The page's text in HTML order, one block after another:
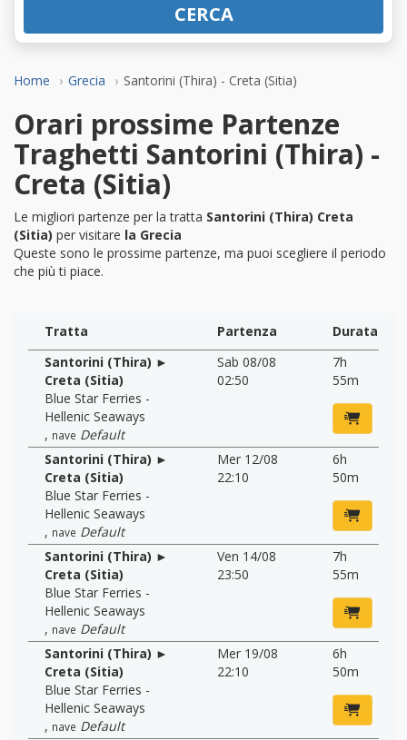
Home Grecia Santorini (Thira) - Creta (Sitia)
CERCA
Orari prossime Partenze
Traghetti Santorini (Thira) -
Creta (Sitia)
Le migliori partenze per la tratta Santorini (Thira) Creta
(Sitia) per visitare la Grecia
Queste sono le prossime partenze, ma puoi scegliere il periodo
che più ti piace.
Tratta Partenza
Durata
Santorini (Thira) ►
Creta (Sitia)
Blue Star Ferries -
Hellenic Seaways
, nave Default
Sab 08/08
02:50
7h
55m
Santorini (Thira) ►
Creta (Sitia)
Blue Star Ferries -
Hellenic Seaways
, nave Default
Mer 12/08
22:10
6h
50m
Santorini (Thira) ►
Creta (Sitia)
Blue Star Ferries -
Hellenic Seaways
, nave Default
Ven 14/08
23:50
7h
55m
Santorini (Thira) ►
Creta (Sitia)
Blue Star Ferries -
Hellenic Seaways
, nave Default
Mer 19/08
22:10
6h
50m